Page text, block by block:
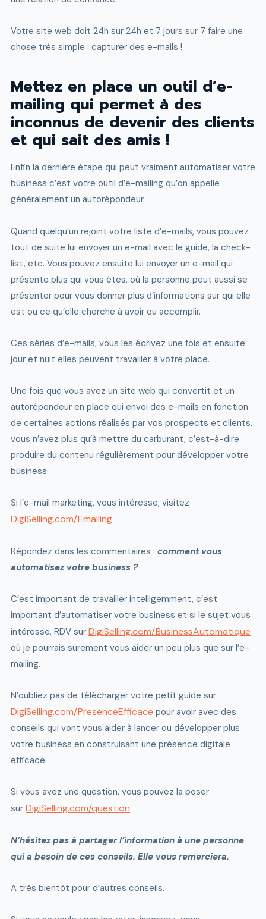
Votre site web doit 24h sur 24h et 7 jours sur 7 faire une
chose très simple : capturer des e-mails !
Mettez en place un outil d’e-
mailing qui permet à des
inconnus de devenir des clients
et qui sait des amis !
Enfin la dernière étape qui peut vraiment automatiser votre
business c’est votre outil d’e-mailing qu’on appelle
généralement un autorépondeur.
Quand quelqu’un rejoint votre liste d’e-mails, vous pouvez
tout de suite lui envoyer un e-mail avec le guide, la check-
list, etc. Vous pouvez ensuite lui envoyer un e-mail qui
présente plus qui vous êtes, où la personne peut aussi se
présenter pour vous donner plus d’informations sur qui elle
est ou ce qu’elle cherche à avoir ou accomplir.
Ces séries d’e-mails, vous les écrivez une fois et ensuite
jour et nuit elles peuvent travailler à votre place.
Une fois que vous avez un site web qui convertit et un
autorépondeur en place qui envoi des e-mails en fonction
de certaines actions réalisés par vos prospects et clients,
vous n’avez plus qu’à mettre du carburant, c’est-à-dire
produire du contenu régulièrement pour développer votre
business.
Si l’e-mail marketing, vous intéresse, visitez
DigiSelling.com/Emailing
Répondez dans les commentaires : comment vous
automatisez votre business ?
C’est important de travailler intelligemment, c’est
important d’automatiser votre business et si le sujet vous
intéresse, RDV sur DigiSelling.com/BusinessAutomatique
où je pourrais surement vous aider un peu plus que sur l’e-
mailing.
N’oubliez pas de télécharger votre petit guide sur
DigiSelling.com/PresenceEfficace pour avoir avec des
conseils qui vont vous aider à lancer ou développer plus
votre business en construisant une présence digitale
efficace.
Si vous avez une question, vous pouvez la poser
sur DigiSelling.com/question
N’hésitez pas à partager l’information à une personne
qui a besoin de ces conseils. Elle vous remerciera.
A très bientôt pour d’autres conseils.